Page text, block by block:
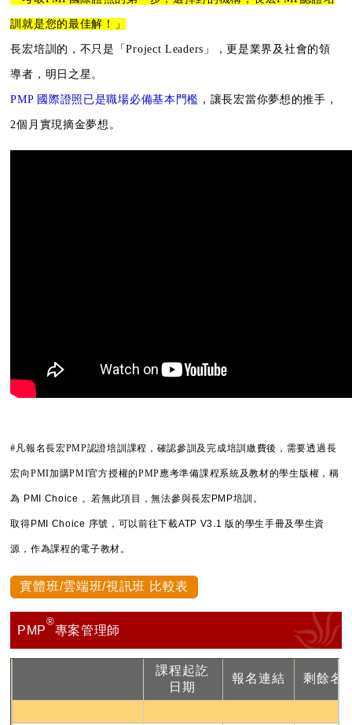
訓就是您的最佳解！」
長宏培訓的，不只是「Project Leaders」，更是業界及社會的領
導者，明日之星。
PMP 國際證照已是職場必備基本門檻 ，讓長宏當你夢想的推手，
2個月實現摘金夢想。
#凡報名長宏PMP認證培訓課程，確認參訓及完成培訓繳費後，需要透過長
宏向PMI加購PMI官方授權的PMP應考準備課程系統及教材的學生版權，稱
為 PMI Choice 。若無此項目，無法參與長宏PMP培訓。
取得PMI Choice 序號，可以前往下載ATP V3.1 版的學生手冊及學生資
源，作為課程的電子教材。
實體班/雲端班/視訊班 比較表
PMP
®
專案管理師
課程起訖
日期
報名連結 剩餘名
課程